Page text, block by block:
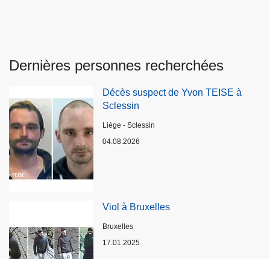
Dernières personnes recherchées
Décès suspect de Yvon TEISE à
Sclessin
Lieux
Liège - Sclessin
04.08.2026
Viol à Bruxelles
Lieux
Bruxelles
17.01.2025